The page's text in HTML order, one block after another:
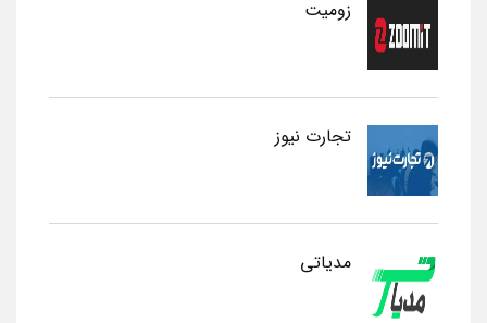
زومیت
تجارت نیوز
مدیاتی